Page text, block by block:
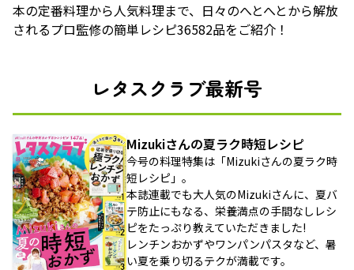
本の定番料理から人気料理まで、日々のへとへとから解放
されるプロ監修の簡単レシピ36582品をご紹介！
レタスクラブ最新号
Mizukiさんの夏ラク時短レシピ
今号の料理特集は「Mizukiさんの夏ラク時
短レシピ」。
本誌連載でも大人気のMizukiさんに、夏バ
テ防止にもなる、栄養満点の手間なしレシ
ピをたっぷり教えていただきました!
レンチンおかずやワンパンパスタなど、暑
い夏を乗り切るテクが満載です。